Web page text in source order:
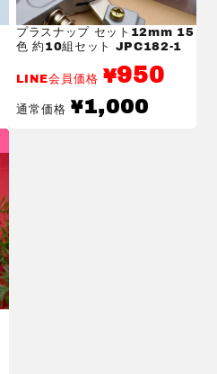
プラスナップ セット12mm 15
色 約10組セット JPC182-1
LINE会員価格 ¥950
通常価格
通
常
¥1,000